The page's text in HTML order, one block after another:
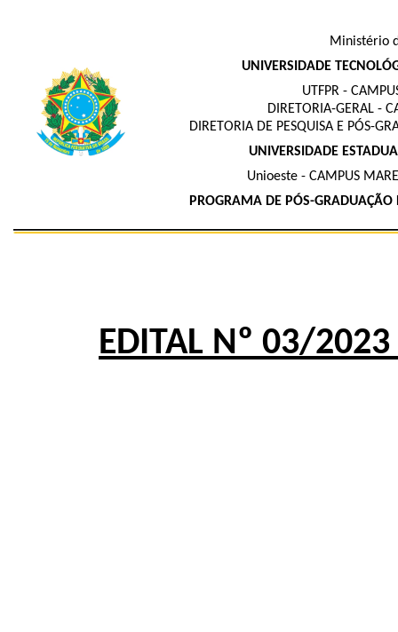
Ministério
UNIVERSIDADE
UTFPR -
DIRETORIA-GERAL -
DIRETORIA DE PESQUISA E PÓS-
UNIVERSIDADE
Unioeste - CAMPUS
PROGRAMA DE PÓS-
EDITAL Nº 03/2023